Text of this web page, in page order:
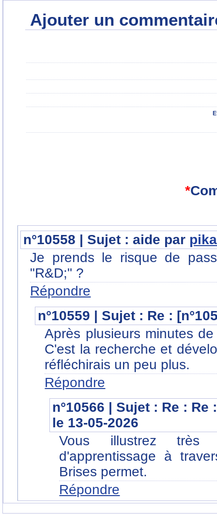
Ajouter un
*
n°10558 | Sujet : aide par
Je prends le risque de
"R&D;" ?
Répondre
n°10559 | Sujet : Re :
Après plusieurs minutes
C'est la recherche et
réfléchirais un peu plus.
Répondre
n°10566 | Sujet : Re :
le 13-05-2026
Vous illustrez très
d'apprentissage à
Brises permet.
Répondre